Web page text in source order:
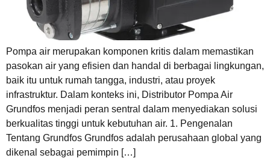
Pompa air merupakan komponen kritis dalam memastikan
pasokan air yang efisien dan handal di berbagai lingkungan,
baik itu untuk rumah tangga, industri, atau proyek
infrastruktur. Dalam konteks ini, Distributor Pompa Air
Grundfos menjadi peran sentral dalam menyediakan solusi
berkualitas tinggi untuk kebutuhan air. 1. Pengenalan
Tentang Grundfos Grundfos adalah perusahaan global yang
dikenal sebagai pemimpin […]